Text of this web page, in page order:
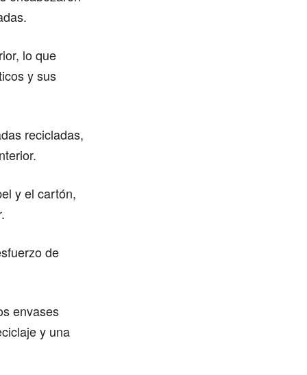
lo que
y sus
recicladas,
y el cartón,
de
envases
y una